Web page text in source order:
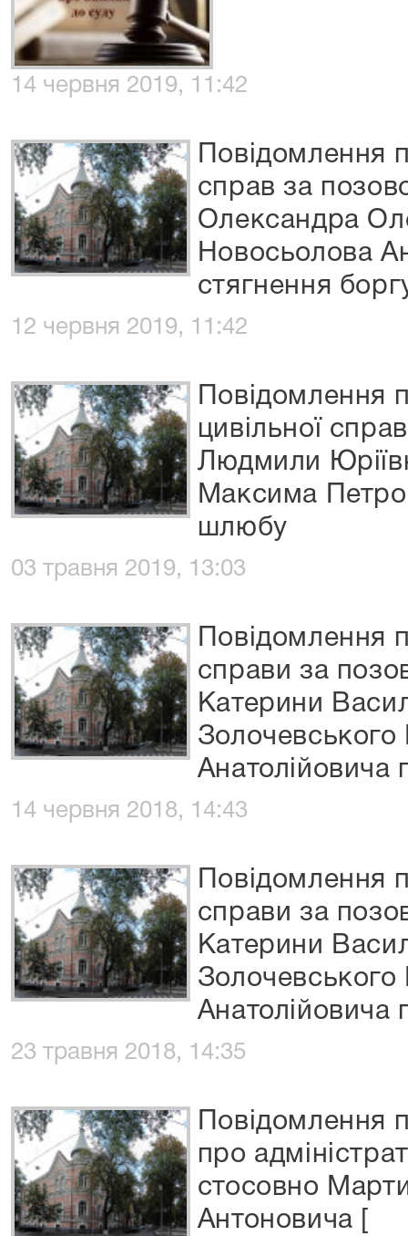
14 червня 2019, 11:42
Повідомлення
справ за
Олександра
Новосьолова
стягнення
12 червня 2019, 11:42
Повідомлення
цивільної
Людмили
Максима
шлюбу
03 травня 2019, 13:03
Повідомлення
справи за
Катерини
14 червня 2018, 14:43
Повідомлення
справи за
Катерини
23 травня 2018, 14:35
Повідомлення
про
стосовно
Антоновича [